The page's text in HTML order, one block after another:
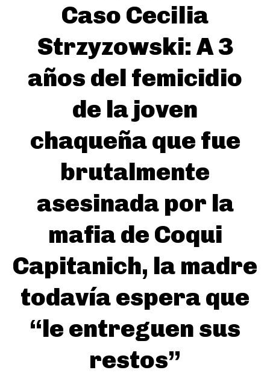
Caso Cecilia
Strzyzowski: A 3
años del femicidio
de la joven
chaqueña que fue
brutalmente
asesinada por la
mafia de Coqui
Capitanich, la madre
todavía espera que
“le entreguen sus
restos”